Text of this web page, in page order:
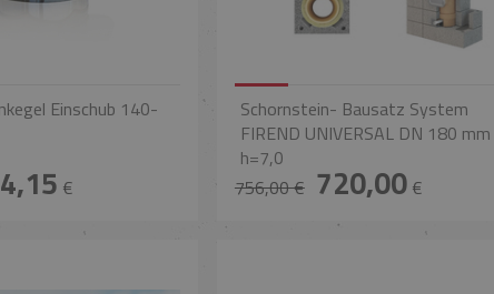
Einschub 140-
€
Schornstein- Bausatz System
FIREND UNIVERSAL DN 180 mm
h=7,0
756,00 € 720,00€